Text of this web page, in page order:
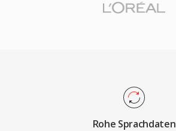
Rohe Sprachdaten